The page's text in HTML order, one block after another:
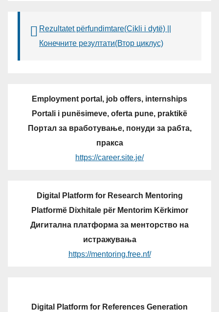
Rezultatet përfundimtare(Cikli i dytë) ||
Конечните резултати(Втор циклус)
Employment portal, job offers, internships
Portali i punësimeve, oferta pune, praktikë
Портал за вработување, понуди за рабта,
пракса
https://career.site.je/
Digital Platform for Research Mentoring
Platformë Dixhitale për Mentorim Kërkimor
Дигитална платформа за менторство на
истражувања
https://mentoring.free.nf/
Digital Platform for References Generation